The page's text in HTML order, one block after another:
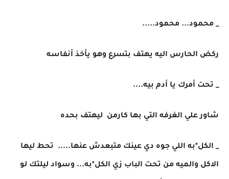
_ محمود... محمود.....
ركض الحارس اليه يهتف بتسرع وهو يأخذ أنفاسه
_ تحت أمرك يا أدم بيه....
شاور علي الغرفه التي بها كارمن ليهتف بحده
_ الكل*به اللي جوه دي عينك متبعدش عنها..... تحط ليها
الاكل والميه من تحت الباب زي الكل*به... وسواد ليلتك لو